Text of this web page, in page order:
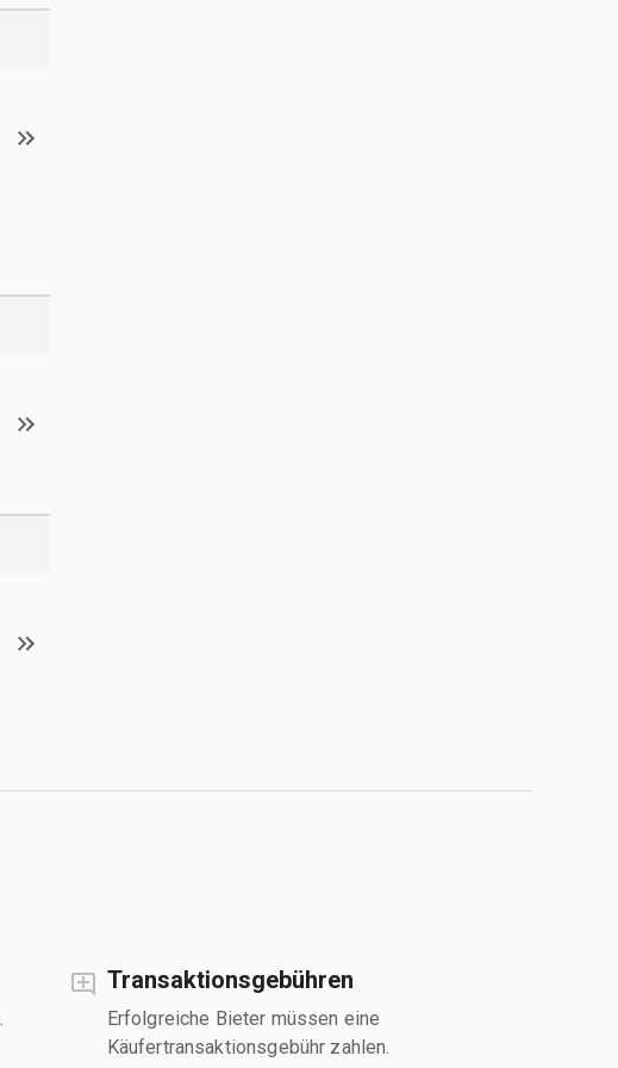
Transaktionsgebühren
Erfolgreiche Bieter müssen eine
Käufertransaktionsgebühr zahlen.